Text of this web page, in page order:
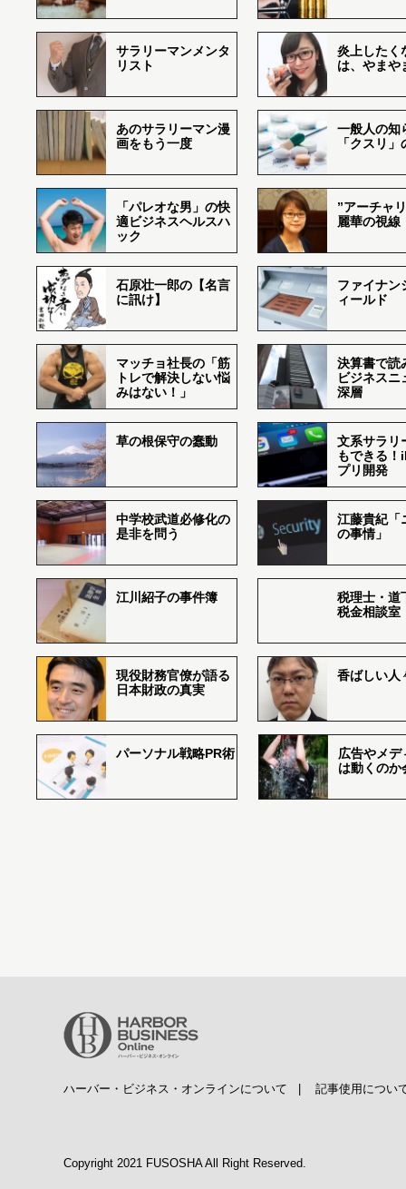
サラリーマンメンタ
リスト
炎上したく
は、やまや
あのサラリーマン漫
画をもう一度
一般人の知
「クスリ
「パレオな男」の快
適ビジネスヘルスハ
ック
”アーチャ
麗華の視線
石原壮一郎の【名言
に訊け】
ファイナン
ィールド
マッチョ社長の「筋
トレで解決しない悩
みはない！」
決算書で読
ビジネスニ
深層
草の根保守の蠢動
文系サラリ
もできる
プリ開発
中学校武道必修化の
是非を問う
江藤貴紀「
の事情」
江川紹子の事件簿
税理士・道
税金相談室
現役財務官僚が語る
日本財政の真実
香ばしい
パーソナル戦略PR術
広告やメデ
は動くのか
ハーバー・ビジネス・オンラインについて 記事使用につい
Copyright 2021 FUSOSHA All Right Reserved.